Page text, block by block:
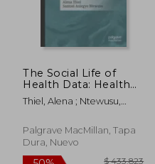
50%
dcto.
$ 107.166
The Social Life of
Health Data: Health
Records and
Knowledge
(en Inglés)
Thiel, Alena ; Ntewusu,
Palgrave MacMillan, Tapa
Dura, Nuevo